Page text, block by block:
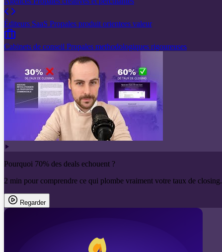
Éditeurs SaaS Propales produit orientees valeur
Cabinets de conseil Propales methodologiques rigoureuses
Pourquoi 70% des deals echouent ?
2 min pour comprendre ce qui plombe vraiment votre taux de closing.
Regarder